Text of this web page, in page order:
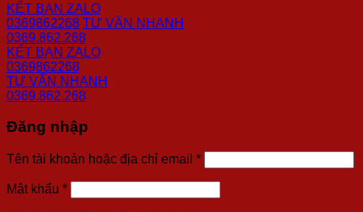
KẾT BẠN ZALO
0369862268 TƯ VẤN NHANH
0369.862.268
KẾT BẠN ZALO
0369862268
TƯ VẤN NHANH
0369.862.268
Đăng nhập
Tên tài khoản hoặc địa chỉ email *
Mật khẩu *